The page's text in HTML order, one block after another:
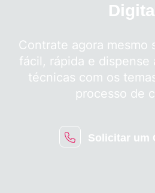
Contrate agora mesmo
fácil, rápida e dispense
técnicas com os
processo de
Solicitar um